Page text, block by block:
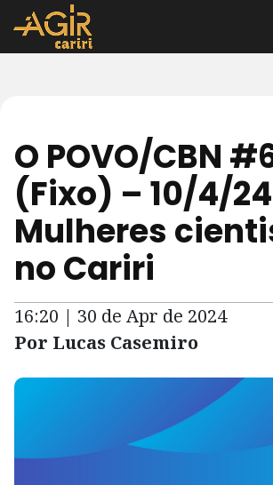
O POVO/CBN
(Fixo) – 10/4/
Mulheres
no Cariri
16:20 | 30 de Apr de 2024
Por Lucas Casemiro